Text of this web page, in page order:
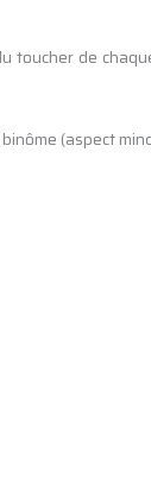
toucher de
(aspect